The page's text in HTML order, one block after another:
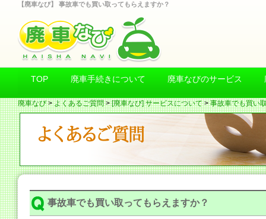
【廃車なび】 事故車でも買い取ってもらえますか？
TOP 廃車手続きについて 廃車なびのサービス
廃車なび>よくあるご質問>[廃車なび] サービスについて>事故車でも買い
事故車でも買い取ってもらえますか？